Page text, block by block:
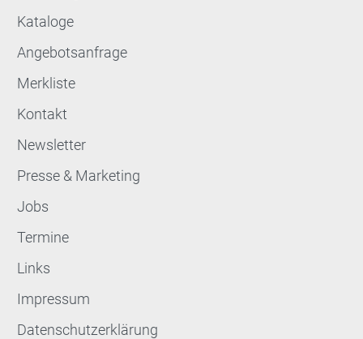
Kataloge
Angebotsanfrage
Merkliste
Kontakt
Newsletter
Presse & Marketing
Jobs
Termine
Links
Impressum
Datenschutzerklärung